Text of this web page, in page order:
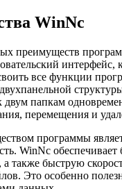
WinNc
преимуществ
интерфейс,
все функции
двум папкам
перемещения и
программы
WinNc
также быструю
Это особенно